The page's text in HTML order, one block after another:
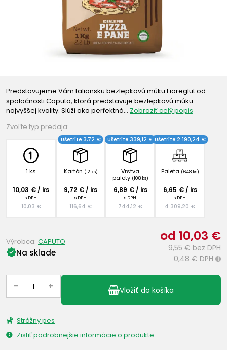
Predstavujeme Vám taliansku bezlepkovú múku Fioreglut od
spoločnosti Caputo, ktorá predstavuje bezlepkovú múku
najvyššej kvality. Slúži ako perfektná… Zobraziť celý popis
Zvoľte typ predaja:
1 ks
10,03 € / ks
s DPH
10,03 €
Kartón (12 ks)
Ušetríte 3,72 €
9,72 € / ks
s DPH
116,64 €
Vrstva
palety (108 ks)
Ušetríte 339,12 €
6,89 € / ks
s DPH
744,12 €
Paleta (648 ks)
Ušetríte 2 190,24 €
6,65 € / ks
s DPH
4 309,20 €
od 10,03 €
9,55 € bez DPH
0,48 € DPH i
Na sklade
Výrobca: CAPUTO
– + Vložiť do košíka
Strážny pes
Zistiť podrobnejšie informácie o produkte